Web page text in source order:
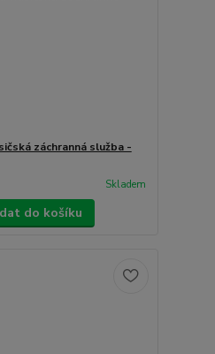
záchranná služba -
Skladem
do košíku